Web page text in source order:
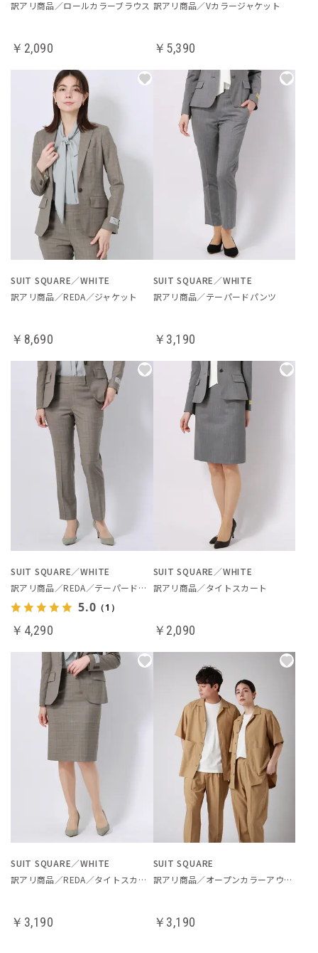
訳アリ商品／ロールカラーブラウス
￥2,090
訳アリ商品／Vカラージャケット
￥5,390
SUIT SQUARE／WHITE
訳アリ商品／REDA／ジャケット
￥8,690
SUIT SQUARE／WHITE
訳アリ商品／テーパードパンツ
￥3,190
SUIT SQUARE／WHITE
訳アリ商品／REDA／テーパードパンツ
5.0 （1）
￥4,290
SUIT SQUARE／WHITE
訳アリ商品／タイトスカート
￥2,090
SUIT SQUARE／WHITE
訳アリ商品／REDA／タイトスカート
￥3,190
SUIT SQUARE
訳アリ商品／オープンカラーアウターシャツ
￥3,190